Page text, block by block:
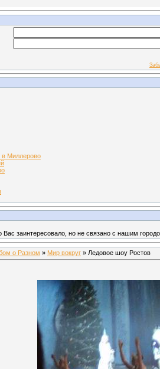
в Миллерово
заинтересовало, но не связано с нашим
о Разном » Мир вокруг » Ледовое шоу Ростов